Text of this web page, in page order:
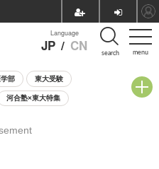
menu
Language
JP / CN search
学部 東大受験
河合塾×東大特集
会・相談会